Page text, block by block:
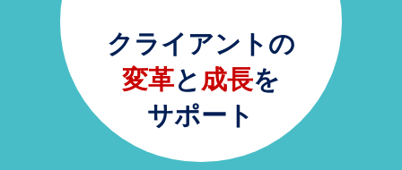
クライアントの
変革と 成長を
サポート